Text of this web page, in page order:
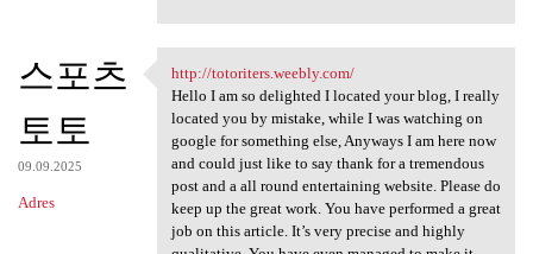
스포츠
토토
09.09.2025
Adres
http://totoriters.weebly.com/
http://totoriters.weebly.com/
Hello I am so delighted I located your blog, I really
located you by mistake, while I was watching on
google for something else, Anyways I am here now
and could just like to say thank for a tremendous
post and a all round entertaining website. Please do
keep up the great work. You have performed a great
job on this article. It’s very precise and highly